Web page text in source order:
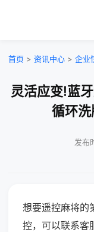
首页 > 资讯中心 > 企业
灵活应变!蓝
循环
发布
想要遥控麻将的
控，可以联系客